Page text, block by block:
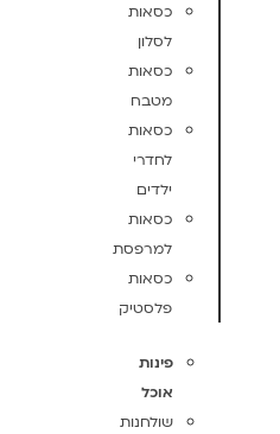
כסאות
לסלון
כסאות
מטבח
כסאות
לחדרי
ילדים
כסאות
למרפסת
כסאות
פלסטיק
פינות
אוכל
שולחנות